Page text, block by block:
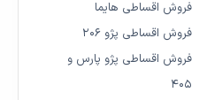
فروش اقساطی هایما
فروش اقساطی پژو ۲۰۶
فروش اقساطی پژو پارس و
۴۰۵